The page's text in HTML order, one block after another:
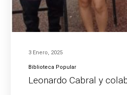
3 Enero, 2025
Biblioteca Popular
Leonardo Cabral y